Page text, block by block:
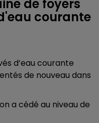
de foyers
courante
d’eau courante
de nouveau dans
a cédé au niveau de